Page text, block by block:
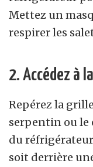
Mettez un
respirer les
2. Accédez à
Repérez la
serpentin ou le
du
soit derrière